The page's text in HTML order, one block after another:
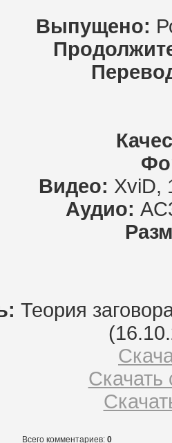
Выпущено:
Видео: XviD,
Аудио:
Теория
Скачать
Всего комментариев: 0